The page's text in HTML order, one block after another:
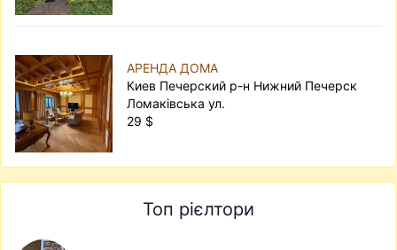
АРЕНДА ДОМА
Киев Печерский р-н Нижний Печерск
Ломаківська ул.
29 $
Топ рієлтори